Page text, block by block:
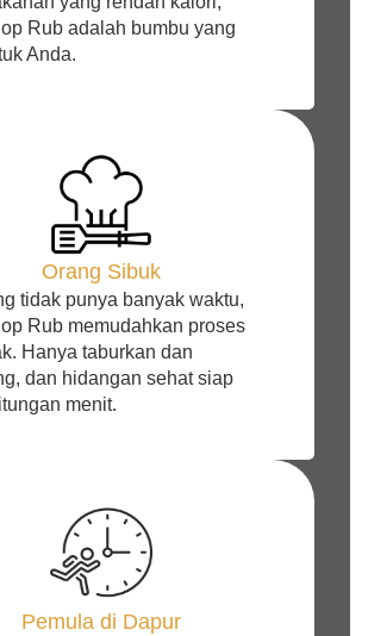
Rub adalah bumbu yang
Anda.
Orang Sibuk
tidak punya banyak waktu,
Rub memudahkan proses
Hanya taburkan dan
dan hidangan sehat siap
menit.
Pemula di Dapur